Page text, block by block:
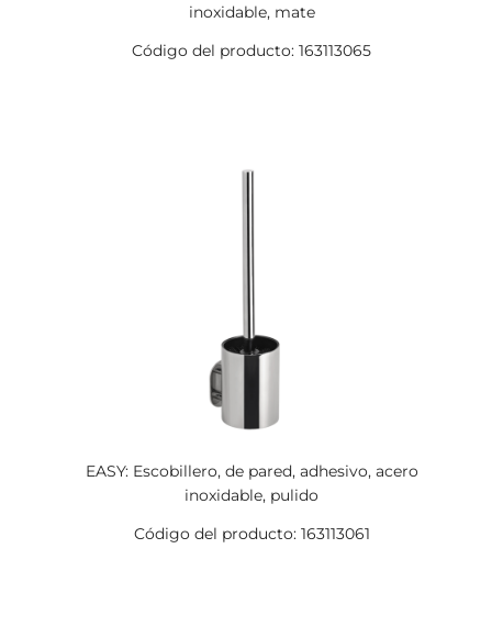
inoxidable, mate
Código del producto: 163113065
EASY: Escobillero, de pared, adhesivo, acero
inoxidable, pulido
Código del producto: 163113061